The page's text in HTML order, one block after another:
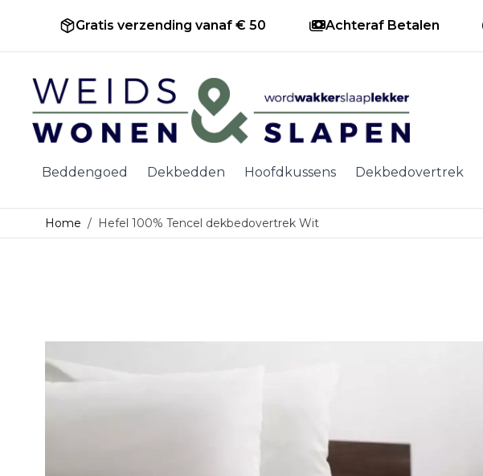
Gratis verzending vanaf € 50 Achteraf Betalen
Ga naar de inhoud
Beddengoed Dekbedden Hoofdkussens Dekbedovertrek
Home / Hefel 100% Tencel dekbedovertrek Wit